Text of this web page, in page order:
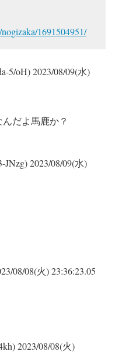
1691504951/
5/oH)2023/08/09(水)
だよ馬鹿か？
JNzg)2023/08/09(水)
08/08(火) 23:36:23.05
2023/08/08(火)